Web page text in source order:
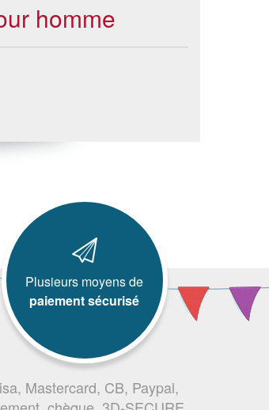
homme
Plusieurs moyens de
paiement sécurisé
Mastercard, CB, Paypal,